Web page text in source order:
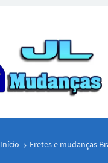
Início Fretes e mudanças